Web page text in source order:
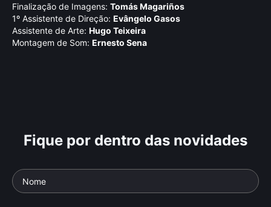
Finalização de Imagens: Tomás Magariños
1º Assistente de Direção: Evângelo Gasos
Assistente de Arte: Hugo Teixeira
Montagem de Som: Ernesto Sena
Fique por dentro das novidades